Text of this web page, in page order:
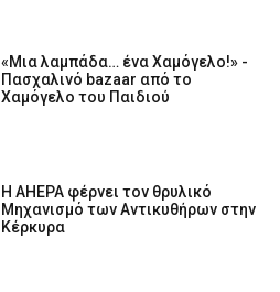
«Μια λαμπάδα… ένα Χαμόγελο!» -
Πασχαλινό bazaar από το
Χαμόγελο του Παιδιού
Η AHEPA φέρνει τον θρυλικό
Μηχανισμό των Αντικυθήρων στην
Κέρκυρα